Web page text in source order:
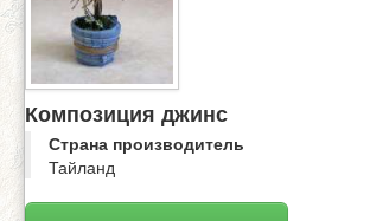
Композиция джинс
Страна производитель
Тайланд